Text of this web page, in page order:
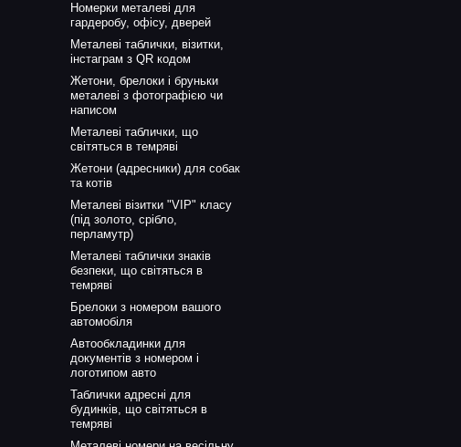
Номерки металеві для
гардеробу, офісу, дверей
Металеві таблички, візитки,
інстаграм з QR кодом
Жетони, брелоки і бруньки
металеві з фотографією чи
написом
Металеві таблички, що
світяться в темряві
Жетони (адресники) для собак
та котів
Металеві візитки "VIP" класу
(під золото, срібло,
перламутр)
Металеві таблички знаків
безпеки, що світяться в
темряві
Брелоки з номером вашого
автомобіля
Автообкладинки для
документів з номером і
логотипом авто
Таблички адресні для
будинків, що світяться в
темряві